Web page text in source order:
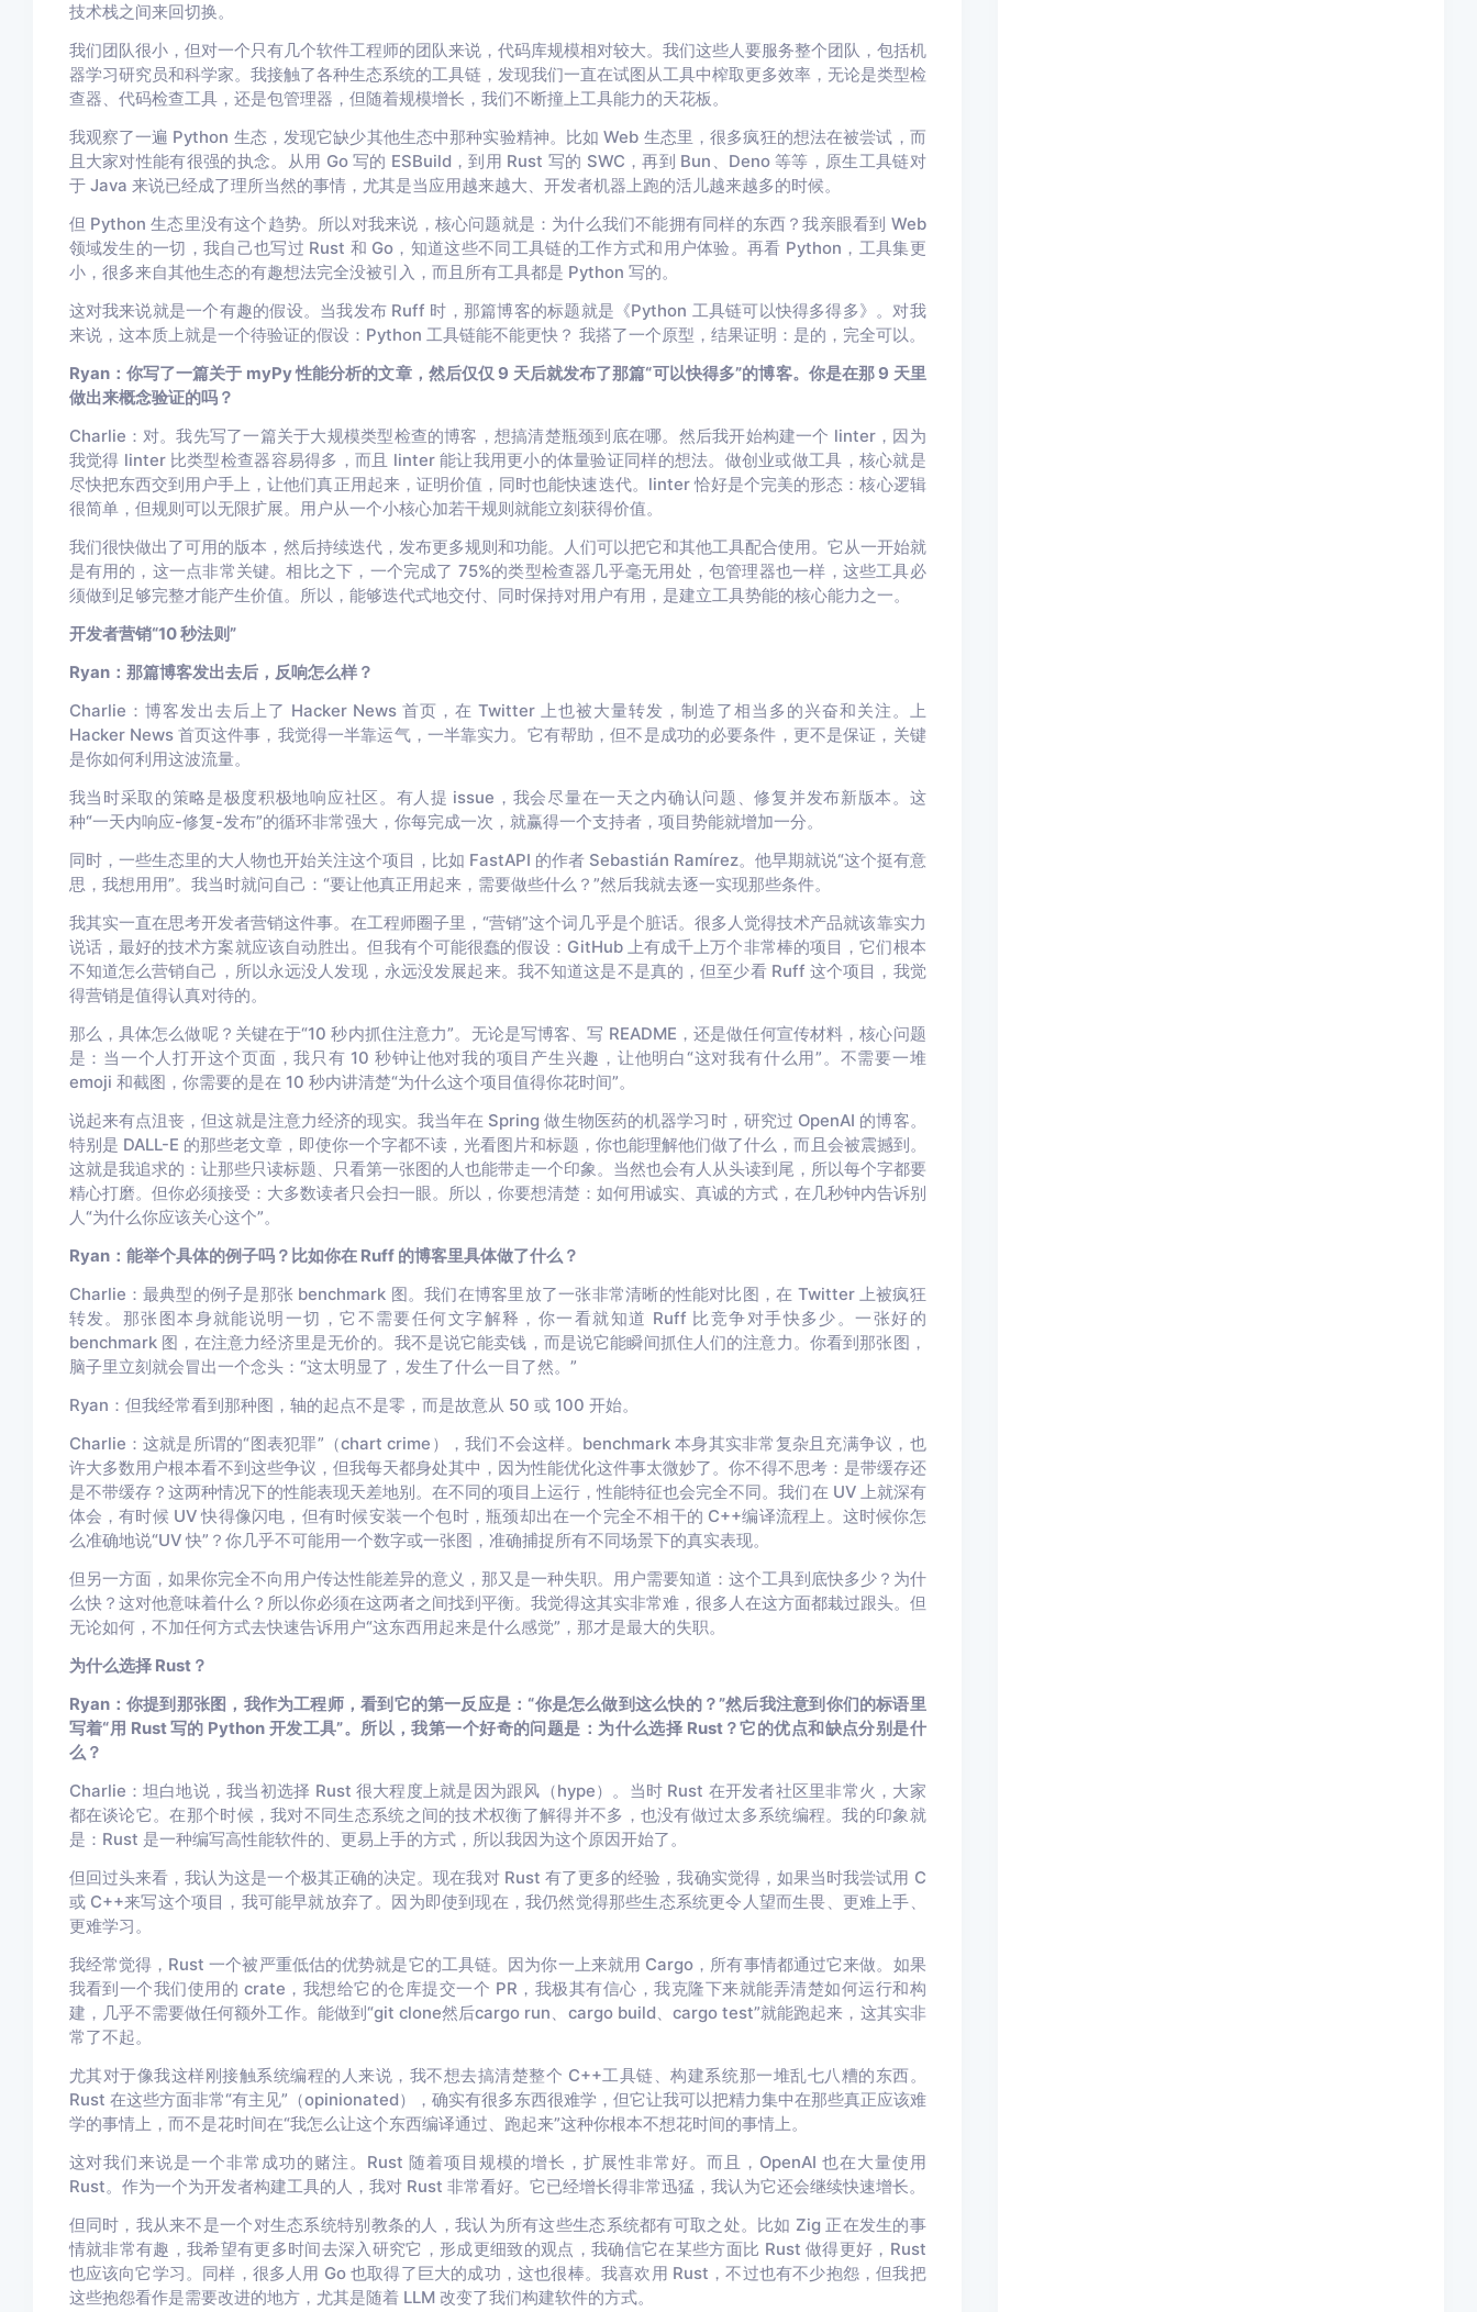
技术栈之间来回切换。
我们团队很小，但对一个只有几个软件工程师的团队来说，代码库规模相对较大。我们这些人要服务整个团队，包括机
器学习研究员和科学家。我接触了各种生态系统的工具链，发现我们一直在试图从工具中榨取更多效率，无论是类型检
查器、代码检查工具，还是包管理器，但随着规模增长，我们不断撞上工具能力的天花板。
我观察了一遍 Python 生态，发现它缺少其他生态中那种实验精神。比如 Web 生态里，很多疯狂的想法在被尝试，而
且大家对性能有很强的执念。从用 Go 写的 ESBuild，到用 Rust 写的 SWC，再到 Bun、Deno 等等，原生工具链对
于 Java 来说已经成了理所当然的事情，尤其是当应用越来越大、开发者机器上跑的活儿越来越多的时候。
但 Python 生态里没有这个趋势。所以对我来说，核心问题就是：为什么我们不能拥有同样的东西？我亲眼看到 Web
领域发生的一切，我自己也写过 Rust 和 Go，知道这些不同工具链的工作方式和用户体验。再看 Python，工具集更
小，很多来自其他生态的有趣想法完全没被引入，而且所有工具都是 Python 写的。
这对我来说就是一个有趣的假设。当我发布 Ruff 时，那篇博客的标题就是《Python 工具链可以快得多得多》。对我
来说，这本质上就是一个待验证的假设：Python 工具链能不能更快？ 我搭了一个原型，结果证明：是的，完全可以。
Ryan：你写了一篇关于 myPy 性能分析的文章，然后仅仅 9 天后就发布了那篇“可以快得多”的博客。你是在那 9 天里
做出来概念验证的吗？
Charlie： 对。我先写了一篇关于大规模类型检查的博客，想搞清楚瓶颈到底在哪。然后我开始构建一个 linter，因为
我觉得 linter 比类型检查器容易得多，而且 linter 能让我用更小的体量验证同样的想法。做创业或做工具，核心就是
尽快把东西交到用户手上，让他们真正用起来，证明价值，同时也能快速迭代。linter 恰好是个完美的形态：核心逻辑
很简单，但规则可以无限扩展。用户从一个小核心加若干规则就能立刻获得价值。
我们很快做出了可用的版本，然后持续迭代，发布更多规则和功能。人们可以把它和其他工具配合使用。它从一开始就
是有用的，这一点非常关键。相比之下，一个完成了 75%的类型检查器几乎毫无用处，包管理器也一样，这些工具必
须做到足够完整才能产生价值。所以，能够迭代式地交付、同时保持对用户有用，是建立工具势能的核心能力之一。
开发者营销“10 秒法则”
Ryan：那篇博客发出去后，反响怎么样？
Charlie： 博客发出去后上了 Hacker News 首页，在 Twitter 上也被大量转发，制造了相当多的兴奋和关注。上
Hacker News 首页这件事，我觉得一半靠运气，一半靠实力。它有帮助，但不是成功的必要条件，更不是保证，关键
是你如何利用这波流量。
我当时采取的策略是极度积极地响应社区。有人提 issue，我会尽量在一天之内确认问题、修复并发布新版本。这
种“一天内响应-修复-发布”的循环非常强大，你每完成一次，就赢得一个支持者，项目势能就增加一分。
同时，一些生态里的大人物也开始关注这个项目，比如 FastAPI 的作者 Sebastián Ramírez。他早期就说“这个挺有意
思，我想用用”。我当时就问自己：“要让他真正用起来，需要做些什么？”然后我就去逐一实现那些条件。
我其实一直在思考开发者营销这件事。在工程师圈子里，“营销”这个词几乎是个脏话。很多人觉得技术产品就该靠实力
说话，最好的技术方案就应该自动胜出。但我有个可能很蠢的假设：GitHub 上有成千上万个非常棒的项目，它们根本
不知道怎么营销自己，所以永远没人发现，永远没发展起来。我不知道这是不是真的，但至少看 Ruff 这个项目，我觉
得营销是值得认真对待的。
那么，具体怎么做呢？关键在于“10 秒内抓住注意力”。无论是写博客、写 README，还是做任何宣传材料，核心问题
是：当一个人打开这个页面，我只有 10 秒钟让他对我的项目产生兴趣，让他明白“这对我有什么用”。不需要一堆
emoji 和截图，你需要的是在 10 秒内讲清楚“为什么这个项目值得你花时间”。
说起来有点沮丧，但这就是注意力经济的现实。我当年在 Spring 做生物医药的机器学习时，研究过 OpenAI 的博客。
特别是 DALL-E 的那些老文章，即使你一个字都不读，光看图片和标题，你也能理解他们做了什么，而且会被震撼到。
这就是我追求的：让那些只读标题、只看第一张图的人也能带走一个印象。当然也会有人从头读到尾，所以每个字都要
精心打磨。但你必须接受：大多数读者只会扫一眼。所以，你要想清楚：如何用诚实、真诚的方式，在几秒钟内告诉别
人“为什么你应该关心这个”。
Ryan：能举个具体的例子吗？比如你在 Ruff 的博客里具体做了什么？
Charlie： 最典型的例子是那张 benchmark 图。我们在博客里放了一张非常清晰的性能对比图，在 Twitter 上被疯狂
转发。那张图本身就能说明一切，它不需要任何文字解释，你一看就知道 Ruff 比竞争对手快多少。一张好的
benchmark 图，在注意力经济里是无价的。我不是说它能卖钱，而是说它能瞬间抓住人们的注意力。你看到那张图，
脑子里立刻就会冒出一个念头：“这太明显了，发生了什么一目了然。”
Ryan：但我经常看到那种图，轴的起点不是零，而是故意从 50 或 100 开始。
Charlie： 这就是所谓的“图表犯罪”（chart crime），我们不会这样。benchmark 本身其实非常复杂且充满争议，也
许大多数用户根本看不到这些争议，但我每天都身处其中，因为性能优化这件事太微妙了。你不得不思考：是带缓存还
是不带缓存？这两种情况下的性能表现天差地别。在不同的项目上运行，性能特征也会完全不同。我们在 UV 上就深有
体会，有时候 UV 快得像闪电，但有时候安装一个包时，瓶颈却出在一个完全不相干的 C++编译流程上。这时候你怎
么准确地说“UV 快”？你几乎不可能用一个数字或一张图，准确捕捉所有不同场景下的真实表现。
但另一方面，如果你完全不向用户传达性能差异的意义，那又是一种失职。用户需要知道：这个工具到底快多少？为什
么快？这对他意味着什么？所以你必须在这两者之间找到平衡。我觉得这其实非常难，很多人在这方面都栽过跟头。但
无论如何，不加任何方式去快速告诉用户“这东西用起来是什么感觉”，那才是最大的失职。
为什么选择 Rust？
Ryan：你提到那张图，我作为工程师，看到它的第一反应是：“你是怎么做到这么快的？”然后我注意到你们的标语里
写着“用 Rust 写的 Python 开发工具”。所以，我第一个好奇的问题是：为什么选择 Rust？它的优点和缺点分别是什
么？
Charlie： 坦白地说，我当初选择 Rust 很大程度上就是因为跟风（hype）。当时 Rust 在开发者社区里非常火，大家
都在谈论它。在那个时候，我对不同生态系统之间的技术权衡了解得并不多，也没有做过太多系统编程。我的印象就
是：Rust 是一种编写高性能软件的、更易上手的方式，所以我因为这个原因开始了。
但回过头来看，我认为这是一个极其正确的决定。现在我对 Rust 有了更多的经验，我确实觉得，如果当时我尝试用 C
或 C++来写这个项目，我可能早就放弃了。因为即使到现在，我仍然觉得那些生态系统更令人望而生畏、更难上手、
更难学习。
我经常觉得，Rust 一个被严重低估的优势就是它的工具链。因为你一上来就用 Cargo，所有事情都通过它来做。如果
我看到一个我们使用的 crate，我想给它的仓库提交一个 PR，我极其有信心，我克隆下来就能弄清楚如何运行和构
建，几乎不需要做任何额外工作。能做到“git clone然后cargo run、 cargo build、 cargo test”就能跑起来，这其实非
常了不起。
尤其对于像我这样刚接触系统编程的人来说，我不想去搞清楚整个 C++工具链、构建系统那一堆乱七八糟的东西。
Rust 在这些方面非常“有主见”（opinionated），确实有很多东西很难学，但它让我可以把精力集中在那些真正应该难
学的事情上，而不是花时间在“我怎么让这个东西编译通过、跑起来”这种你根本不想花时间的事情上。
这对我们来说是一个非常成功的赌注。Rust 随着项目规模的增长，扩展性非常好。而且，OpenAI 也在大量使用
Rust。作为一个为开发者构建工具的人，我对 Rust 非常看好。它已经增长得非常迅猛，我认为它还会继续快速增长。
但同时，我从来不是一个对生态系统特别教条的人，我认为所有这些生态系统都有可取之处。比如 Zig 正在发生的事
情就非常有趣，我希望有更多时间去深入研究它，形成更细致的观点，我确信它在某些方面比 Rust 做得更好，Rust
也应该向它学习。同样，很多人用 Go 也取得了巨大的成功，这也很棒。我喜欢用 Rust，不过也有不少抱怨，但我把
这些抱怨看作是需要改进的地方，尤其是随着 LLM 改变了我们构建软件的方式。